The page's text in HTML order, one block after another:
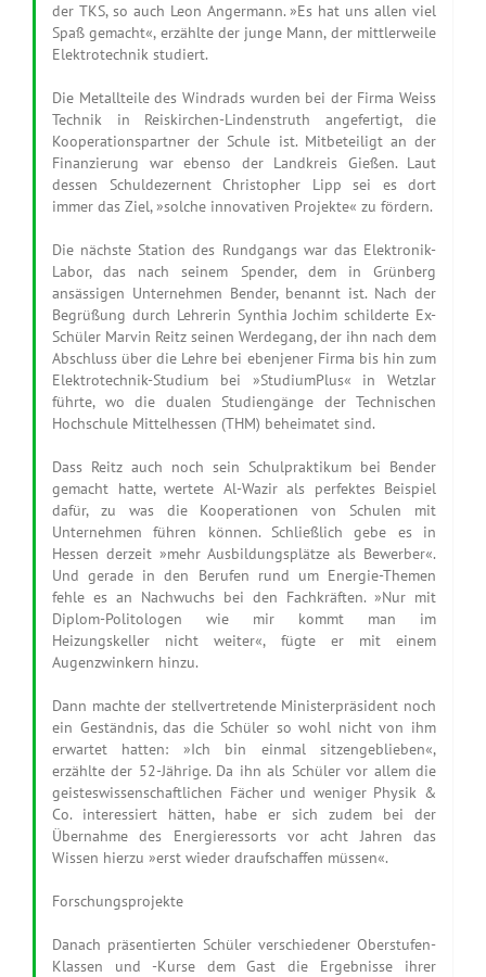
der TKS, so auch Leon Angermann. »Es hat uns allen viel
Spaß gemacht«, erzählte der junge Mann, der mittlerweile
Elektrotechnik studiert.
Die Metallteile des Windrads wurden bei der Firma Weiss
Technik in Reiskirchen-Lindenstruth angefertigt, die
Kooperationspartner der Schule ist. Mitbeteiligt an der
Finanzierung war ebenso der Landkreis Gießen. Laut
dessen Schuldezernent Christopher Lipp sei es dort
immer das Ziel, »solche innovativen Projekte« zu fördern.
Die nächste Station des Rundgangs war das Elektronik-
Labor, das nach seinem Spender, dem in Grünberg
ansässigen Unternehmen Bender, benannt ist. Nach der
Begrüßung durch Lehrerin Synthia Jochim schilderte Ex-
Schüler Marvin Reitz seinen Werdegang, der ihn nach dem
Abschluss über die Lehre bei ebenjener Firma bis hin zum
Elektrotechnik-Studium bei »StudiumPlus« in Wetzlar
führte, wo die dualen Studiengänge der Technischen
Hochschule Mittelhessen (THM) beheimatet sind.
Dass Reitz auch noch sein Schulpraktikum bei Bender
gemacht hatte, wertete Al-Wazir als perfektes Beispiel
dafür, zu was die Kooperationen von Schulen mit
Unternehmen führen können. Schließlich gebe es in
Hessen derzeit »mehr Ausbildungsplätze als Bewerber«.
Und gerade in den Berufen rund um Energie-Themen
fehle es an Nachwuchs bei den Fachkräften. »Nur mit
Diplom-Politologen wie mir kommt man im
Heizungskeller nicht weiter«, fügte er mit einem
Augenzwinkern hinzu.
Dann machte der stellvertretende Ministerpräsident noch
ein Geständnis, das die Schüler so wohl nicht von ihm
erwartet hatten: »Ich bin einmal sitzengeblieben«,
erzählte der 52-Jährige. Da ihn als Schüler vor allem die
geisteswissenschaftlichen Fächer und weniger Physik &
Co. interessiert hätten, habe er sich zudem bei der
Übernahme des Energieressorts vor acht Jahren das
Wissen hierzu »erst wieder draufschaffen müssen«.
Forschungsprojekte
Danach präsentierten Schüler verschiedener Oberstufen-
Klassen und -Kurse dem Gast die Ergebnisse ihrer